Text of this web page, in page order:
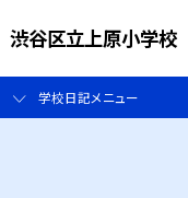
渋谷区立上原小学校
学校日記メニュー